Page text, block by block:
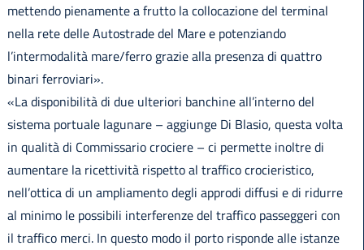
mettendo pienamente a frutto la collocazione del terminal
nella rete delle Autostrade del Mare e potenziando
l’intermodalità mare/ferro grazie alla presenza di quattro
binari ferroviari».
«La disponibilità di due ulteriori banchine all’interno del
sistema portuale lagunare – aggiunge Di Blasio, questa volta
in qualità di Commissario crociere – ci permette inoltre di
aumentare la ricettività rispetto al traffico crocieristico,
nell’ottica di un ampliamento degli approdi diffusi e di ridurre
al minimo le possibili interferenze del traffico passeggeri con
il traffico merci. In questo modo il porto risponde alle istanze